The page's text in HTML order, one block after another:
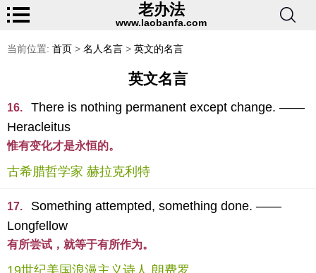
老办法
www.laobanfa.com
当前位置: 首页 > 名人名言 > 英文的名言
英文名言
16.
There is nothing permanent except change. ——
Heracleitus
惟有变化才是永恒的。
古希腊哲学家 赫拉克利特
17.
Something attempted, something done. ——
Longfellow
有所尝试，就等于有所作为。
19世纪美国浪漫主义诗人 朗费罗